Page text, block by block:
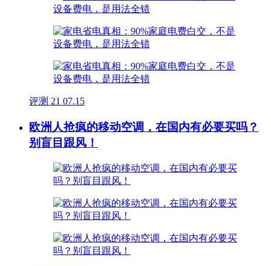
评测 21 07.15
欧洲人抢疯的移动空调，在国内有必要买吗？
别盲目跟风！